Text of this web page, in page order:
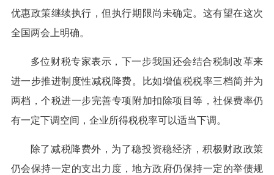
优惠政策继续执行，但执行期限尚未确定。这有望在这次
全国两会上明确。
多位财税专家表示，下一步我国还会结合税制改革来
进一步推进制度性减税降费。比如增值税税率三档简并为
两档，个税进一步完善专项附加扣除项目等，社保费率仍
有一定下调空间，企业所得税税率可以适当下调。
除了减税降费外，为了稳投资稳经济，积极财政政策
仍会保持一定的支出力度，地方政府仍保持一定的举债规